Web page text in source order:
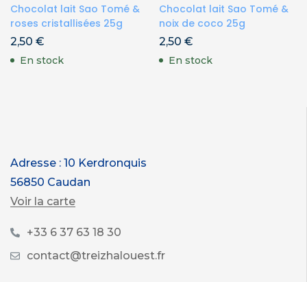
Chocolat lait Sao Tomé &
roses cristallisées 25g
2,50 €
En stock
Chocolat lait Sao Tomé &
noix de coco 25g
2,50 €
En stock
Adresse : 10 Kerdronquis
56850 Caudan
Voir la carte
+33 6 37 63 18 30
contact@treizhalouest.fr